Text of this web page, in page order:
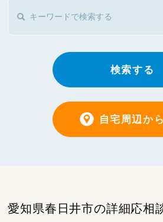
検索する
自宅周辺か
愛知県春日井市の詳細応相